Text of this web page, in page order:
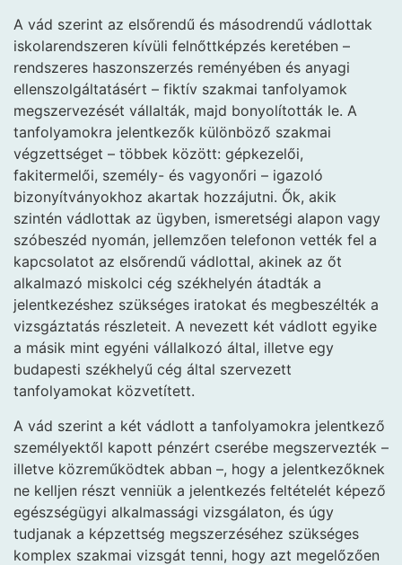
A vád szerint az elsőrendű és másodrendű vádlottak
iskolarendszeren kívüli felnőttképzés keretében –
rendszeres haszonszerzés reményében és anyagi
ellenszolgáltatásért – fiktív szakmai tanfolyamok
megszervezését vállalták, majd bonyolították le. A
tanfolyamokra jelentkezők különböző szakmai
végzettséget – többek között: gépkezelői,
fakitermelői, személy- és vagyonőri – igazoló
bizonyítványokhoz akartak hozzájutni. Ők, akik
szintén vádlottak az ügyben, ismeretségi alapon vagy
szóbeszéd nyomán, jellemzően telefonon vették fel a
kapcsolatot az elsőrendű vádlottal, akinek az őt
alkalmazó miskolci cég székhelyén átadták a
jelentkezéshez szükséges iratokat és megbeszélték a
vizsgáztatás részleteit. A nevezett két vádlott egyike
a másik mint egyéni vállalkozó által, illetve egy
budapesti székhelyű cég által szervezett
tanfolyamokat közvetített.
A vád szerint a két vádlott a tanfolyamokra jelentkező
személyektől kapott pénzért cserébe megszervezték –
illetve közreműködtek abban –, hogy a jelentkezőknek
ne kelljen részt venniük a jelentkezés feltételét képező
egészségügyi alkalmassági vizsgálaton, és úgy
tudjanak a képzettség megszerzéséhez szükséges
komplex szakmai vizsgát tenni, hogy azt megelőzően